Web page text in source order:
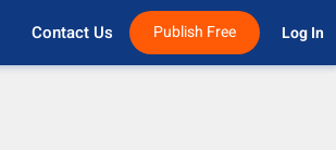
Contact Us Publish Free Log In